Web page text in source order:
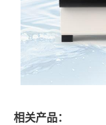
相关产品：